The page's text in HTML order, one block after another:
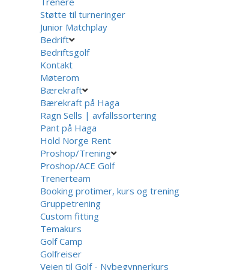
Støtte til turneringer
Junior Matchplay
Bedrift
Bedriftsgolf
Kontakt
Møterom
Bærekraft
Bærekraft på Haga
Ragn Sells | avfallssortering
Pant på Haga
Hold Norge Rent
Proshop/Trening
Proshop/ACE Golf
Trenerteam
Booking protimer, kurs og trening
Gruppetrening
Custom fitting
Temakurs
Golf Camp
Golfreiser
Veien til Golf - Nybegynnerkurs